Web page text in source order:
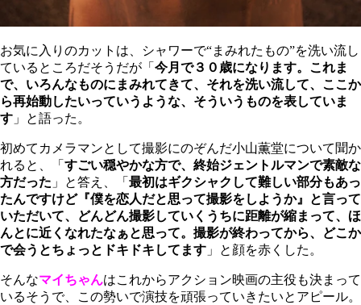
お気に入りのカットは、シャワーで“まみれたもの”を洗い流し
ているところだそうだが「 今月で３０歳になります。これま
で、いろんなものにまみれてきて、それを洗い流して、ここか
ら再始動したいっていうような、そういうものを表していま
す 」と語った。
初めてカメラマンとして撮影にのぞんだ小山薫堂について聞か
れると、「 すごい穏やかな方で、終始ジェントルマンで素敵な
方だった 」と答え、「 最初はギクシャクして難しい部分もあっ
たんですけど『僕を恋人だと思って撮影をしようか』と言って
いただいて、どんどん撮影していくうちに距離が縮まって、ほ
んとに近くなれたなぁと思って。撮影が終わってから、どこか
で会うとちょっとドキドキしてます 」と顔を赤くした。
そんなマイちゃんはこれからアクション映画の主役も決まって
いるそうで、この勢いで演技を頑張っていきたいとアピール。